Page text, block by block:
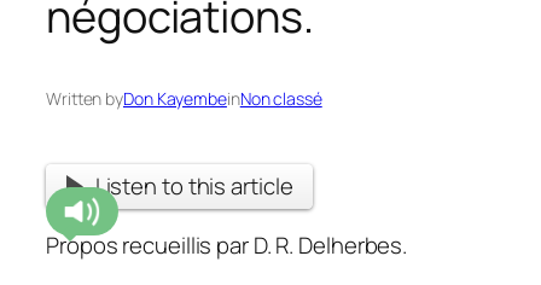
négociations.
Written byDon KayembeinNon classé
Listen to this article
Propos recueillis par D. R. Delherbes.